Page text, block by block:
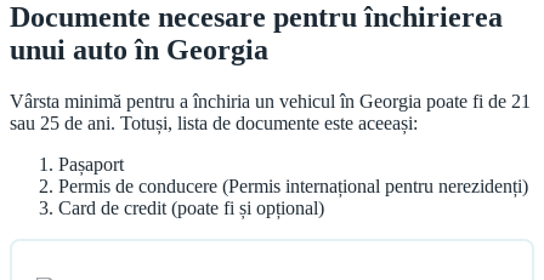
Documente necesare pentru închirierea
unui auto în Georgia
Vârsta minimă pentru a închiria un vehicul în Georgia poate fi de 21
sau 25 de ani. Totuși, lista de documente este aceeași:
Pașaport
Permis de conducere (Permis internațional pentru nerezidenți)
Card de credit (poate fi și opțional)